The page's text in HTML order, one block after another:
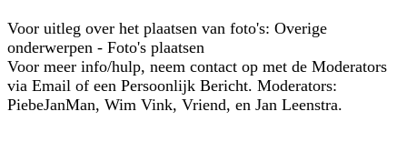
Voor uitleg over het plaatsen van foto's: Overige
onderwerpen - Foto's plaatsen
Voor meer info/hulp, neem contact op met de Moderators
via Email of een Persoonlijk Bericht. Moderators:
PiebeJanMan, Wim Vink, Vriend, en Jan Leenstra.